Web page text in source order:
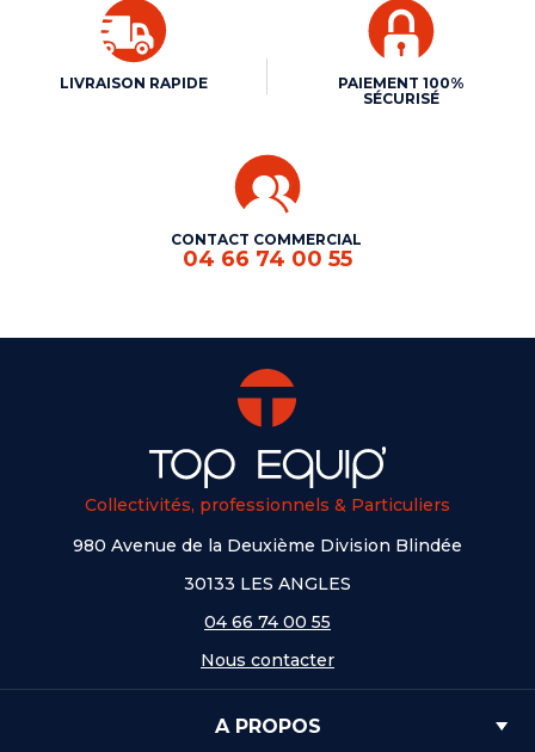
LIVRAISON RAPIDE
PAIEMENT 100%
SÉCURISÉ
CONTACT COMMERCIAL
04 66 74 00 55
Collectivités, professionnels & Particuliers
980 Avenue de la Deuxième Division Blindée
30133 LES ANGLES
04 66 74 00 55
Nous contacter
A PROPOS